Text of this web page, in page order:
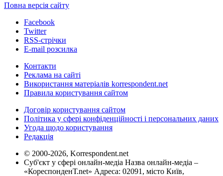
Повна версія сайту
Facebook
Twitter
RSS-стрічки
E-mail розсилка
Контакти
Реклама на сайті
Використання матеріалів korrespondent.net
Правила користування сайтом
Договір користування сайтом
Політика у сфері конфіденційності і персональних даних
Угода щодо користування
Редакція
© 2000-2026, Korrespondent.net
Суб'єкт у сфері онлайн-медіа Назва онлайн-медіа –
«КореспонденТ.net» Адреса: 02091, місто Київ,